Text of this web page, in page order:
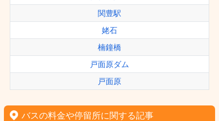
関豊駅
姥石
楠鐘橋
戸面原ダム
戸面原
バスの料金や停留所に関する記事